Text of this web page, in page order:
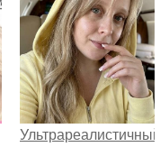
Ультрареалистичный